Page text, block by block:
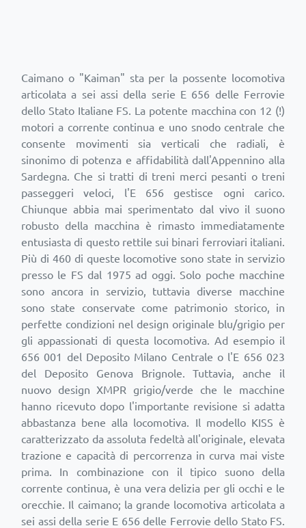
Caimano o "Kaiman" sta per la possente locomotiva
articolata a sei assi della serie E 656 delle Ferrovie
dello Stato Italiane FS. La potente macchina con 12 (!)
motori a corrente continua e uno snodo centrale che
consente movimenti sia verticali che radiali, è
sinonimo di potenza e affidabilità dall'Appennino alla
Sardegna. Che si tratti di treni merci pesanti o treni
passeggeri veloci, l'E 656 gestisce ogni carico.
Chiunque abbia mai sperimentato dal vivo il suono
robusto della macchina è rimasto immediatamente
entusiasta di questo rettile sui binari ferroviari italiani.
Più di 460 di queste locomotive sono state in servizio
presso le FS dal 1975 ad oggi. Solo poche macchine
sono ancora in servizio, tuttavia diverse macchine
sono state conservate come patrimonio storico, in
perfette condizioni nel design originale blu/grigio per
gli appassionati di questa locomotiva. Ad esempio il
656 001 del Deposito Milano Centrale o l'E 656 023
del Deposito Genova Brignole. Tuttavia, anche il
nuovo design XMPR grigio/verde che le macchine
hanno ricevuto dopo l'importante revisione si adatta
abbastanza bene alla locomotiva. Il modello KISS è
caratterizzato da assoluta fedeltà all'originale, elevata
trazione e capacità di percorrenza in curva mai viste
prima. In combinazione con il tipico suono della
corrente continua, è una vera delizia per gli occhi e le
orecchie. Il caimano; la grande locomotiva articolata a
sei assi della serie E 656 delle Ferrovie dello Stato FS.